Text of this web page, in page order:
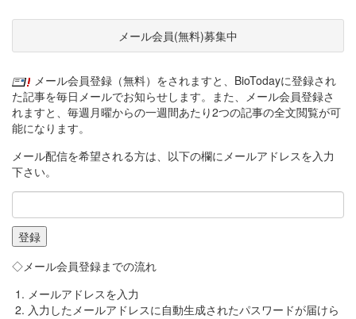
メール会員(無料)募集中
メール会員登録（無料）をされますと、BioTodayに登録され
た記事を毎日メールでお知らせします。また、メール会員登録さ
れますと、毎週月曜からの一週間あたり2つの記事の全文閲覧が可
能になります。
メール配信を希望される方は、以下の欄にメールアドレスを入力
下さい。
◇メール会員登録までの流れ
メールアドレスを入力
入力したメールアドレスに自動生成されたパスワードが届けら